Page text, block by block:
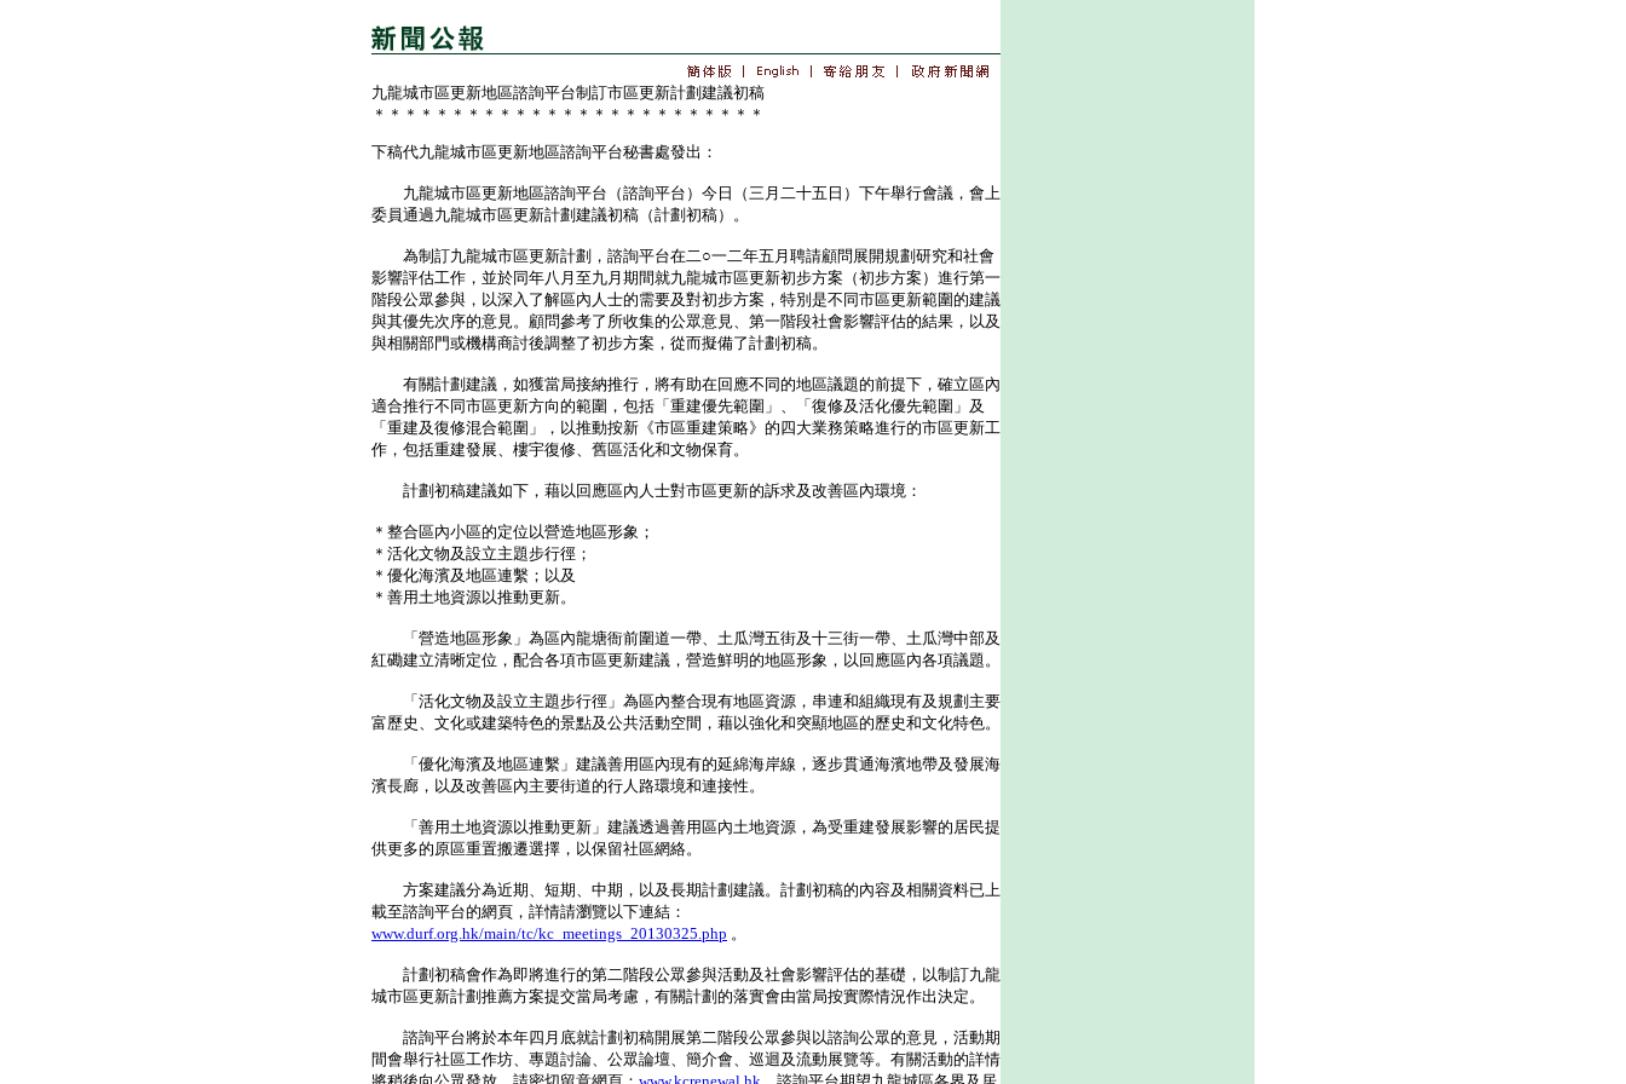
九龍城市區更新地區諮詢平台制訂市區更新計劃建議初稿
＊＊＊＊＊＊＊＊＊＊＊＊＊＊＊＊＊＊＊＊＊＊＊＊＊
下稿代九龍城市區更新地區諮詢平台秘書處發出：
九龍城市區更新地區諮詢平台（諮詢平台）今日（三月二十五日）下午舉行會議，會上
委員通過九龍城市區更新計劃建議初稿（計劃初稿）。
為制訂九龍城市區更新計劃，諮詢平台在二○一二年五月聘請顧問展開規劃研究和社會
影響評估工作，並於同年八月至九月期間就九龍城市區更新初步方案（初步方案）進行第一
階段公眾參與，以深入了解區內人士的需要及對初步方案，特別是不同市區更新範圍的建議
與其優先次序的意見。顧問參考了所收集的公眾意見、第一階段社會影響評估的結果，以及
與相關部門或機構商討後調整了初步方案，從而擬備了計劃初稿。
有關計劃建議，如獲當局接納推行，將有助在回應不同的地區議題的前提下，確立區內
適合推行不同市區更新方向的範圍，包括「重建優先範圍」、「復修及活化優先範圍」及
「重建及復修混合範圍」，以推動按新《市區重建策略》的四大業務策略進行的市區更新工
作，包括重建發展、樓宇復修、舊區活化和文物保育。
計劃初稿建議如下，藉以回應區內人士對市區更新的訴求及改善區內環境：
＊整合區內小區的定位以營造地區形象；
＊活化文物及設立主題步行徑；
＊優化海濱及地區連繫；以及
＊善用土地資源以推動更新。
「營造地區形象」為區內龍塘衙前圍道一帶、土瓜灣五街及十三街一帶、土瓜灣中部及
紅磡建立清晰定位，配合各項市區更新建議，營造鮮明的地區形象，以回應區內各項議題。
「活化文物及設立主題步行徑」為區內整合現有地區資源，串連和組織現有及規劃主要
富歷史、文化或建築特色的景點及公共活動空間，藉以強化和突顯地區的歷史和文化特色。
「優化海濱及地區連繫」建議善用區內現有的延綿海岸線，逐步貫通海濱地帶及發展海
濱長廊，以及改善區內主要街道的行人路環境和連接性。
「善用土地資源以推動更新」建議透過善用區內土地資源，為受重建發展影響的居民提
供更多的原區重置搬遷選擇，以保留社區網絡。
方案建議分為近期、短期、中期，以及長期計劃建議。計劃初稿的內容及相關資料已上
載至諮詢平台的網頁，詳情請瀏覽以下連結：
www.durf.org.hk/main/tc/kc_meetings_20130325.php 。
計劃初稿會作為即將進行的第二階段公眾參與活動及社會影響評估的基礎，以制訂九龍
城市區更新計劃推薦方案提交當局考慮，有關計劃的落實會由當局按實際情況作出決定。
諮詢平台將於本年四月底就計劃初稿開展第二階段公眾參與以諮詢公眾的意見，活動期
間會舉行社區工作坊、專題討論、公眾論壇、簡介會、巡迴及流動展覽等。有關活動的詳情